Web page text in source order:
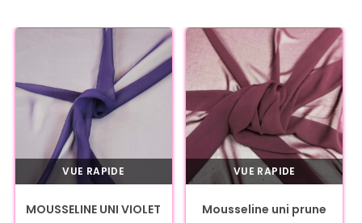
VUE RAPIDE
MOUSSELINE UNI VIOLET
VUE RAPIDE
Mousseline uni prune